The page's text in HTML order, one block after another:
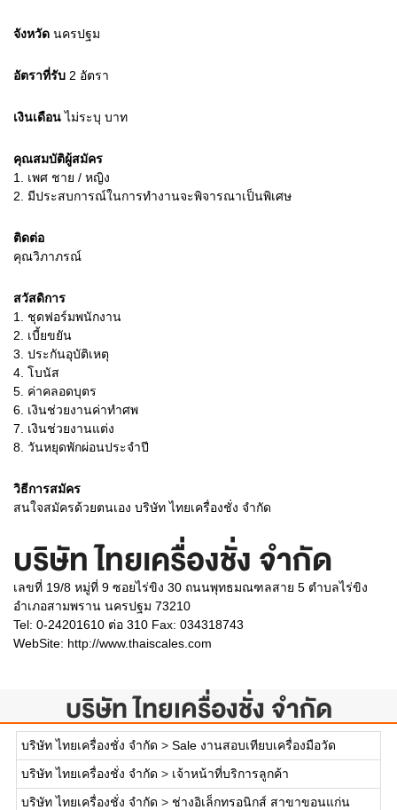
จังหวัด นครปฐม
อัตราที่รับ 2 อัตรา
เงินเดือนไม่ระบุ บาท
คุณสมบัติผู้สมัคร
1.
เพศ ชาย / หญิง
2. มีประสบการณ์ในการทำงานจะพิจารณาเป็นพิเศษ
ติดต่อ
คุณวิภาภรณ์
สวัสดิการ
1. ชุดฟอร์มพนักงาน
2. เบี้ยขยัน
3. ประกันอุบัติเหตุ
4. โบนัส
5. ค่าคลอดบุตร
6. เงินช่วยงานค่าทำศพ
7. เงินช่วยงานแต่ง
8. วันหยุดพักผ่อนประจำปี
วิธีการสมัคร
สนใจสมัครด้วยตนเอง บริษัท ไทยเครื่องชั่ง จำกัด
บริษัท ไทยเครื่องชั่ง จำกัด
เลขที่ 19/8 หมู่ที่ 9 ซอยไร่ขิง 30 ถนนพุทธมณฑลสาย 5 ตำบลไร่ขิง
อำเภอสามพราน นครปฐม 73210
Tel: 0-24201610 ต่อ 310 Fax: 034318743
WebSite: http://www.thaiscales.com
บริษัท ไทยเครื่องชั่ง จำกัด
บริษัท ไทยเครื่องชั่ง จำกัด > Sale งานสอบเทียบเครื่องมือวัด
บริษัท ไทยเครื่องชั่ง จำกัด > เจ้าหน้าที่บริการลูกค้า
บริษัท ไทยเครื่องชั่ง จำกัด > ช่างอิเล็กทรอนิกส์ สาขาขอนแก่น